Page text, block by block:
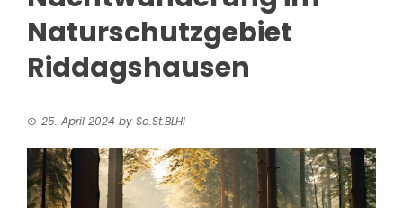
Naturschutzgebiet
Riddagshausen
25. April 2024 by So.St.BLHI